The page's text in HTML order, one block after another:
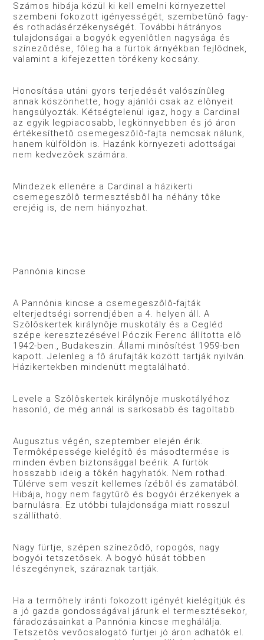
Számos hibája közül ki kell emelni környezettel
szembeni fokozott igényességét, szembetûnô fagy-
és rothadásérzékenységét. További hátrányos
tulajdonságai a bogyók egyenlôtlen nagysága és
színezôdése, fôleg ha a fürtök árnyékban fejlôdnek,
valamint a kifejezetten törékeny kocsány.
Honosítása utáni gyors terjedését valószínûleg
annak köszönhette, hogy ajánlói csak az elônyeit
hangsúlyozták. Kétségtelenül igaz, hogy a Cardinal
az egyik legpiacosabb, legkönnyebben és jó áron
értékesíthetô csemegeszôlô-fajta nemcsak nálunk,
hanem külföldön is. Hazánk környezeti adottságai
nem kedvezôek számára.
Mindezek ellenére a Cardinal a házikerti
csemegeszôlô termesztésbôl ha néhány tôke
erejéig is, de nem hiányozhat.
Pannónia kincse
A Pannónia kincse a csemegeszôlô-fajták
elterjedtségi sorrendjében a 4. helyen áll. A
Szôlôskertek királynôje muskotály és a Cegléd
szépe keresztezésével Póczik Ferenc állította elô
1942-ben., Budakeszin. Állami minôsítést 1959-ben
kapott. Jelenleg a fô árufajták között tartják nyilván.
Házikertekben mindenütt megtalálható.
Levele a Szôlôskertek királynôje muskotályéhoz
hasonló, de még annál is sarkosabb és tagoltabb.
Augusztus végén, szeptember elején érik.
Termôképessége kielégítô és másodtermése is
minden évben biztonsággal beérik. A fürtök
hosszabb ideig a tôkén hagyhatók. Nem rothad.
Túlérve sem veszít kellemes ízébôl és zamatából.
Hibája, hogy nem fagytûrô és bogyói érzékenyek a
barnulásra. Ez utóbbi tulajdonsága miatt rosszul
szállítható.
Nagy fürtje, szépen színezôdô, ropogós, nagy
bogyói tetszetôsek. A bogyó húsát többen
lészegénynek, száraznak tartják.
Ha a termôhely iránti fokozott igényét kielégítjük és
a jó gazda gondosságával járunk el termesztésekor,
fáradozásainkat a Pannónia kincse meghálálja.
Tetszetôs vevôcsalogató fürtjei jó áron adhatók el.